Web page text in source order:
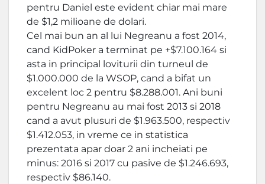
pentru Daniel este evident chiar mai mare
de $1,2 milioane de dolari.
Cel mai bun an al lui Negreanu a fost 2014,
cand KidPoker a terminat pe +$7.100.164 si
asta in principal loviturii din turneul de
$1.000.000 de la WSOP, cand a bifat un
excelent loc 2 pentru $8.288.001. Ani buni
pentru Negreanu au mai fost 2013 si 2018
cand a avut plusuri de $1.963.500, respectiv
$1.412.053, in vreme ce in statistica
prezentata apar doar 2 ani incheiati pe
minus: 2016 si 2017 cu pasive de $1.246.693,
respectiv $86.140.